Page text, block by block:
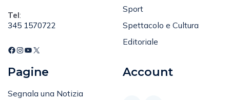
Tel:
345 1570722
Sport
Spettacolo e Cultura
Editoriale
Pagine
Segnala una Notizia
Account